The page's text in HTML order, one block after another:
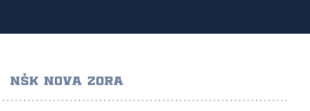
NŠK NOVA ZORA